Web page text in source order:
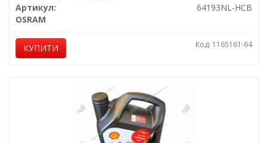
Артикул:
64193NL-HCB
OSRAM
КУПИТИ Код: 1165161-64